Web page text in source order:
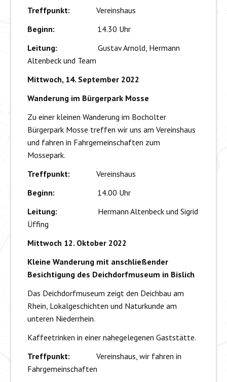
Treffpunkt: Vereinshaus
Beginn: 14.30 Uhr
Leitung: Gustav Arnold, Hermann
Altenbeck und Team
Mittwoch, 14. September 2022
Wanderung im Bürgerpark Mosse
Zu einer kleinen Wanderung im Bocholter
Bürgerpark Mosse treffen wir uns am Vereinshaus
und fahren in Fahrgemeinschaften zum
Mossepark.
Treffpunkt: Vereinshaus
Beginn: 14.00 Uhr
Leitung:
Hermann Altenbeck und Sigrid
Üffing
Mittwoch 12. Oktober 2022
Kleine Wanderung mit anschließender
Besichtigung des Deichdorfmuseum in Bislich
Das Deichdorfmuseum zeigt den Deichbau am
Rhein, Lokalgeschichten und Naturkunde am
unteren Niederrhein.
Kaffeetrinken in einer nahegelegenen Gaststätte.
Treffpunkt:
Vereinshaus, wir fahren in
Fahrgemeinschaften